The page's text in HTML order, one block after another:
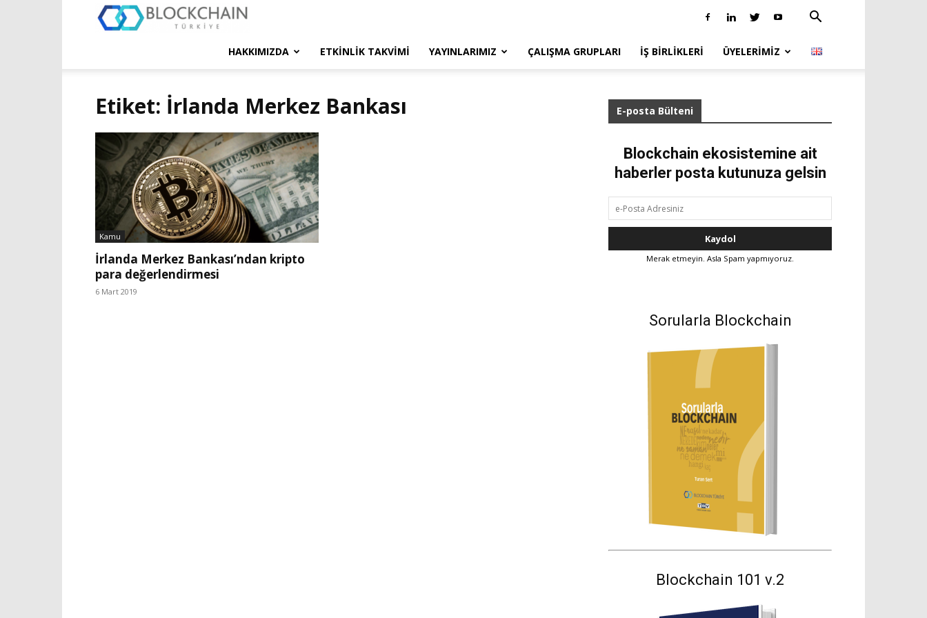
Türkiye
HAKKIMIZDA ETKINLIK TAKVIMI YAYINLARIMIZ ÇALIŞMA GRUPLARI İŞ BIRLIKLERI ÜYELERIMIZ
Etiket: İrlanda Merkez Bankası
Kamu
İrlanda Merkez Bankası’ndan kripto
para değerlendirmesi
6 Mart 2019
E-posta Bülteni
Blockchain ekosistemine ait
haberler posta kutunuza gelsin
Merak etmeyin. Asla Spam yapmıyoruz.
Sorularla Blockchain
Blockchain 101 v.2